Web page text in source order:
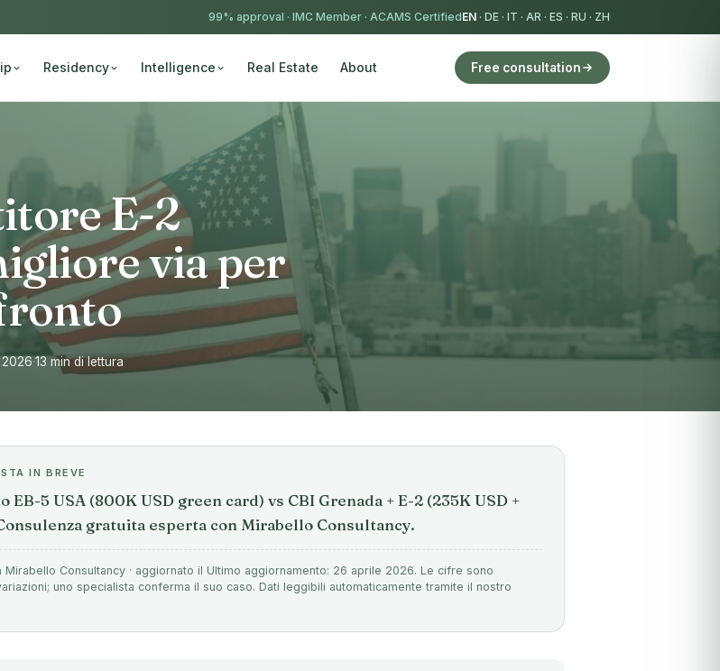
99% approval · IMC Member · ACAMS CertifiedEN · DE · IT · AR · ES · RU · ZH
Residency Intelligence Real Estate About Free consultation
E-2
via per
·13 min di lettura
IN BREVE
EB-5 USA (800K USD green card) vs CBI Grenada + E-2 (235K USD +
gratuita esperta con Mirabello Consultancy.
Mirabello Consultancy · aggiornato il Ultimo aggiornamento: 26 aprile 2026. Le cifre sono
uno specialista conferma il suo caso. Dati leggibili automaticamente tramite il nostro